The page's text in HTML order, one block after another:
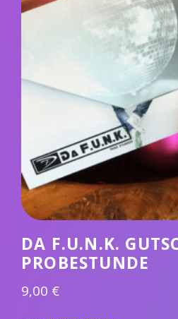
DA F.U.N.K.
PROBESTUNDE
9,00 €